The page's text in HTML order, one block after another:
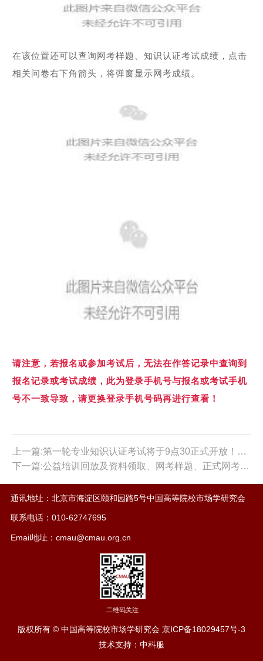
在该位置还可以查询网考样题、知识认证考试成绩，点击
相关问卷右下角箭头，将弹窗显示网考成绩。
请注意，若报名或参加考试后，无法在作答记录中查询到
报名记录或考试成绩，此为登录手机号与报名或考试手机
号不一致导致，请更换登录手机号码再进行查看！
上一篇:第一轮专业知识认证考试将于9点30正式开放！请参赛选手务必认真阅读通知！
下一篇:公益培训回放及资料领取、网考样题、正式网考链接等详细说明！参赛选手必看！
通讯地址：北京市海淀区颐和园路5号中国高等院校市场学研究会
联系电话：010-62747695
Email地址：cmau@cmau.org.cn
二维码关注
版权所有 © 中国高等院校市场学研究会 京ICP备18029457号-3
技术支持：中科服